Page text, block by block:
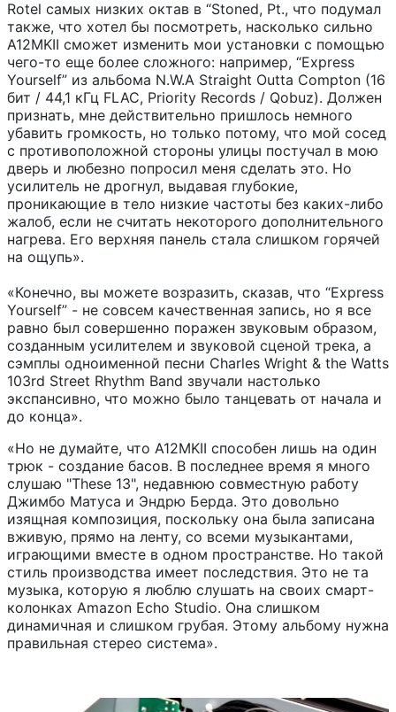
Rotel самых низких октав в “Stoned, Pt., что подумал
также, что хотел бы посмотреть, насколько сильно
A12MKII сможет изменить мои установки с помощью
чего-то еще более сложного: например, “Express
Yourself” из альбома N.W.A Straight Outta Compton (16
бит / 44,1 кГц FLAC, Priority Records / Qobuz). Должен
признать, мне действительно пришлось немного
убавить громкость, но только потому, что мой сосед
с противоположной стороны улицы постучал в мою
дверь и любезно попросил меня сделать это. Но
усилитель не дрогнул, выдавая глубокие,
проникающие в тело низкие частоты без каких-либо
жалоб, если не считать некоторого дополнительного
нагрева. Его верхняя панель стала слишком горячей
на ощупь».
«Конечно, вы можете возразить, сказав, что “Express
Yourself” - не совсем качественная запись, но я все
равно был совершенно поражен звуковым образом,
созданным усилителем и звуковой сценой трека, а
сэмплы одноименной песни Charles Wright & the Watts
103rd Street Rhythm Band звучали настолько
экспансивно, что можно было танцевать от начала и
до конца».
«Но не думайте, что A12MKII способен лишь на один
трюк - создание басов. В последнее время я много
слушаю "These 13", недавнюю совместную работу
Джимбо Матуса и Эндрю Берда. Это довольно
изящная композиция, поскольку она была записана
вживую, прямо на ленту, со всеми музыкантами,
играющими вместе в одном пространстве. Но такой
стиль производства имеет последствия. Это не та
музыка, которую я люблю слушать на своих смарт-
колонках Amazon Echo Studio. Она слишком
динамичная и слишком грубая. Этому альбому нужна
правильная стерео система».